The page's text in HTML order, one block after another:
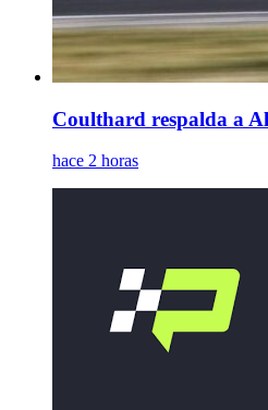
Coulthard respalda a
hace 2 horas